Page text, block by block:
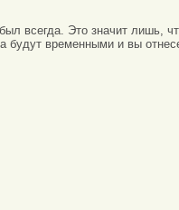
всегда. Это значит лишь,
будут временными и вы